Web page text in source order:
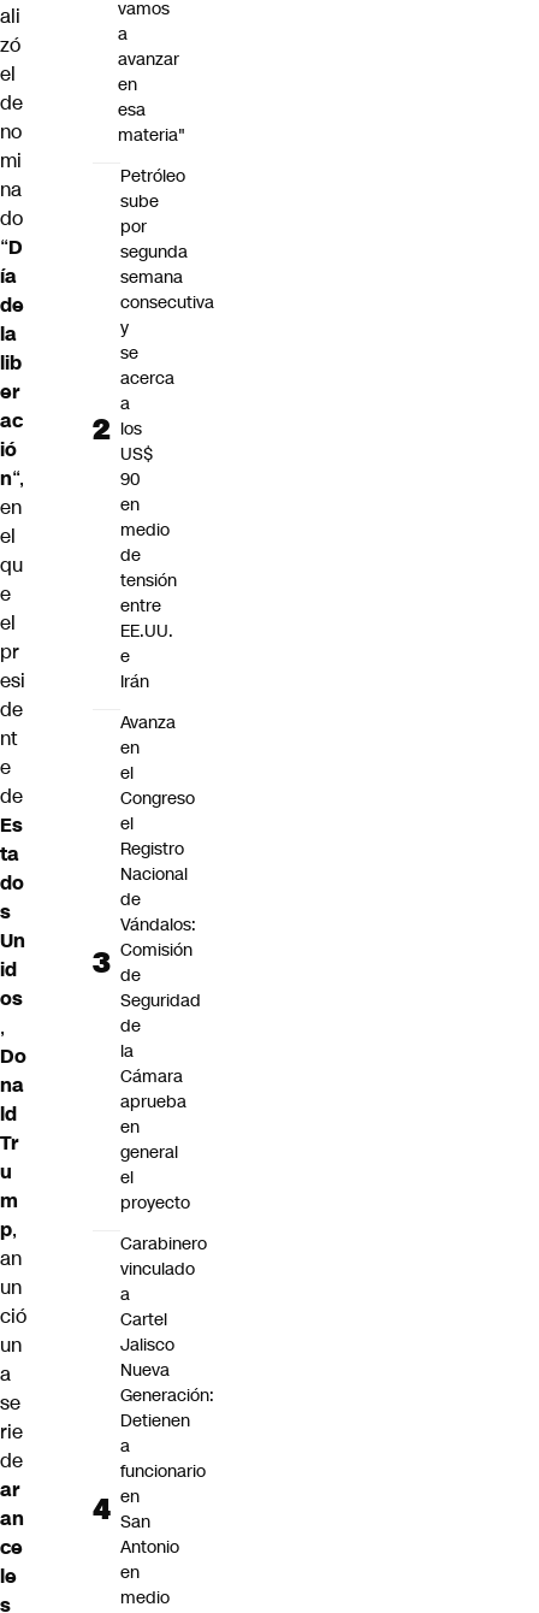
ali
zó
el
de
no
mi
na
do
“D
ía
de
la
lib
er
ac
ió
n“,
en
el
qu
e
el
pr
esi
de
nt
e
de
Es
ta
do
s
Un
id
os
,
Do
na
ld
Tr
u
m
p,
an
un
ció
un
a
se
rie
de
ar
an
ce
le
s
vamos
a
avanzar
en
esa
materia"
Petróleo
sube
por
segunda
semana
consecutiva
y
se
acerca
a
los
US$
90
en
medio
de
tensión
entre
EE.UU.
e
Irán
Avanza
en
el
Congreso
el
Registro
Nacional
de
Vándalos:
Comisión
de
Seguridad
de
la
Cámara
aprueba
en
general
el
proyecto
Carabinero
vinculado
a
Cartel
Jalisco
Nueva
Generación:
Detienen
a
funcionario
en
San
Antonio
en
medio